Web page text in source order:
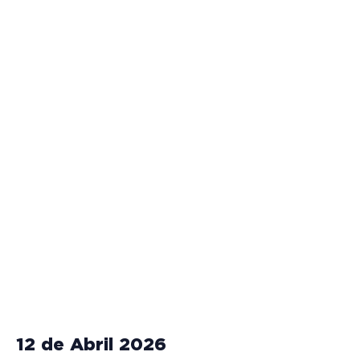
12 de Abril 2026